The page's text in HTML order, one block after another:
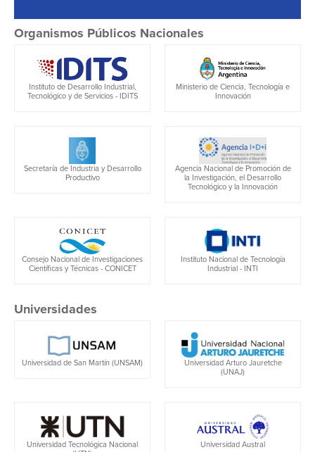
Organismos Públicos Nacionales
Instituto de Desarrollo Industrial,
Tecnológico y de Servicios - IDITS
Ministerio de Ciencia, Tecnología e
Innovación
Secretaría de Industria y Desarrollo
Productivo
Agencia Nacional de Promoción de
la Investigación, el Desarrollo
Tecnológico y la Innovación
Consejo Nacional de Investigaciones
Científicas y Técnicas - CONICET
Instituto Nacional de Tecnología
Industrial - INTI
Universidades
Universidad de San Martín (UNSAM)
Universidad Arturo Jauretche
(UNAJ)
Universidad Tecnológica Nacional
Universidad Austral